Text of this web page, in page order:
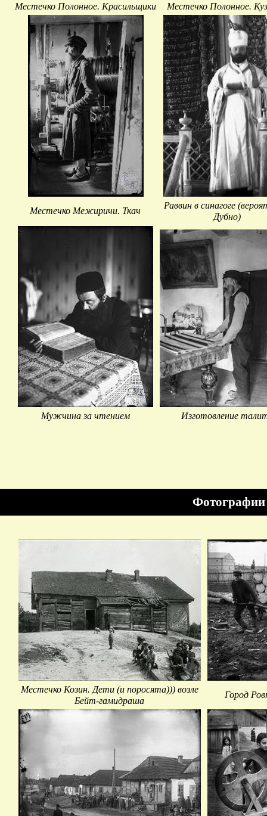
Местечко Полонное. Красильщики Местечко Полонное.
Местечко Межиричи. Ткач
Раввин в синагоге
Дубно)
Мужчина за чтением Изготовление
Местечко Козин. Дети (и поросята))) возле
Бейт-гамидраша
Город
Фотографии